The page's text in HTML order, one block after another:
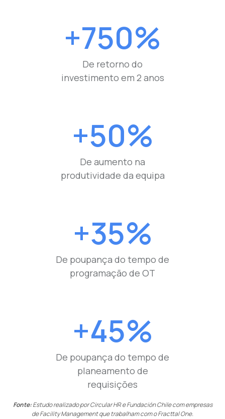
+750%
De retorno do
investimento em 2 anos
+50%
De aumento na
produtividade da equipa
+35%
De poupança do tempo de
programação de OT
+45%
De poupança do tempo de
planeamento de
requisições
Fonte:Estudo realizado por Circular HR e Fundación Chile com empresas
de Facility Management que trabalham com o Fracttal One.